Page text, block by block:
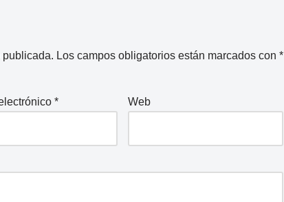
publicada. Los campos obligatorios están marcados con *
* Web